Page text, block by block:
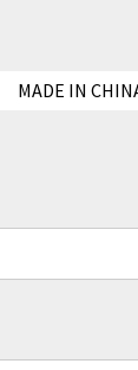
MADE IN